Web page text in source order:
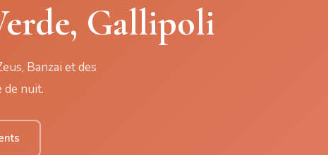
Gallipoli
Banzai et des
de nuit.